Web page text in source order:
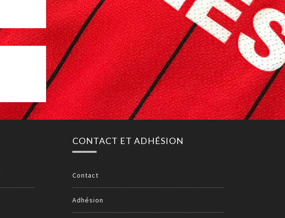
CONTACT ET ADHÉSION
Contact
Adhésion